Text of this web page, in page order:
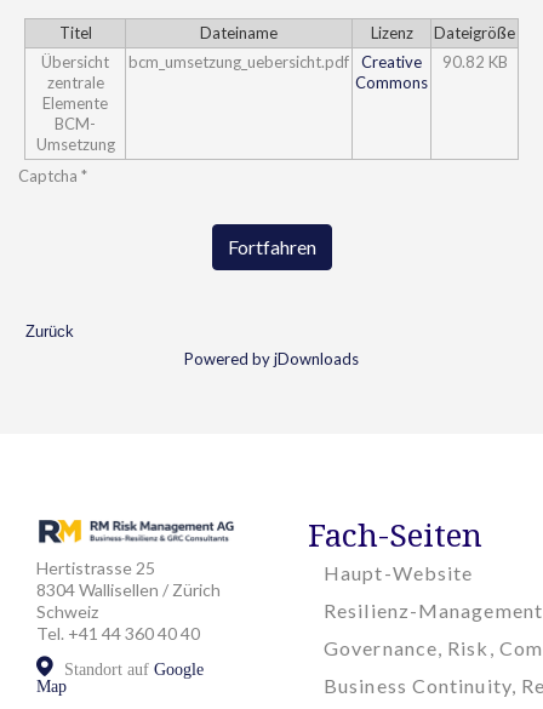
Titel Dateiname Lizenz
Dateigröße
Übersicht
zentrale
Elemente
BCM-
Umsetzung
bcm_umsetzung_uebersicht.pdf
Creative
Commons
90.82 KB
Captcha *
Fortfahren
Zurück
Powered by jDownloads
Hertistrasse 25
8304 Wallisellen / Zürich
Schweiz
Tel. +41 44 360 40 40
Standort auf Google
Map
Fach-Seiten
Haupt-Website
Resilienz-Management
Governance, Risk,
Business Continuity,